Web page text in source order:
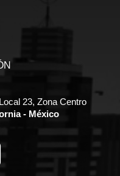
23, Zona Centro
- México